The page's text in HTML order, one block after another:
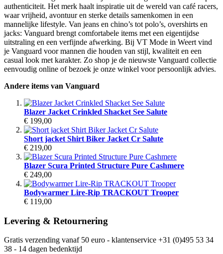
authenticiteit. Het merk haalt inspiratie uit de wereld van café racers,
waar vrijheid, avontuur en sterke details samenkomen in een
mannelijke lifestyle. Van jeans en chino’s tot polo’s, overshirts en
jacks: Vanguard brengt comfortabele items met een eigentijdse
uitstraling en een verfijnde afwerking. Bij VT Mode in Weert vind
je Vanguard voor mannen die houden van stijl, kwaliteit en een
casual look met karakter. Zo shop je de nieuwste Vanguard collectie
eenvoudig online of bezoek je onze winkel voor persoonlijk advies.
Andere items van Vanguard
Blazer Jacket Crinkled Shacket See Salute
€ 199,00
Short jacket Shirt Biker Jacket Cr Salute
€ 219,00
Blazer Scura Printed Structure Pure Cashmere
€ 249,00
Bodywarmer Lire-Rip TRACKOUT Trooper
€ 119,00
Levering & Retournering
Gratis verzending vanaf 50 euro - klantenservice +31 (0)495 53 34
38 - 14 dagen bedenktijd